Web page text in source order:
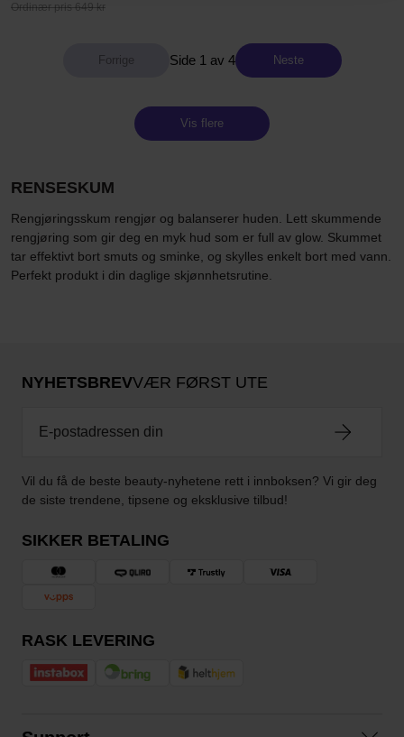
Ordinær pris 649 kr
Side 1 av 4 Neste
Vis flere
RENSESKUM
Rengjøringsskum rengjør og balanserer huden. Lett skummende
rengjøring som gir deg en myk hud som er full av glow. Skummet
tar effektivt bort smuts og sminke, og skylles enkelt bort med vann.
Perfekt produkt i din daglige skjønnhetsrutine.
NYHETSBREVVÆR FØRST UTE
Vil du få de beste beauty-nyhetene rett i innboksen? Vi gir deg
de siste trendene, tipsene og eksklusive tilbud!
SIKKER BETALING
RASK LEVERING